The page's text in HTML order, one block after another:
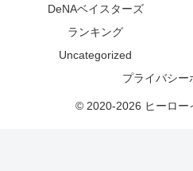
DeNAベイスターズ
ランキング
Uncategorized
プライバシー
© 2020-2026 ヒーロー